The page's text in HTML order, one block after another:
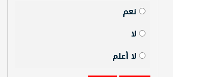
نعم
لا
لا أعلم